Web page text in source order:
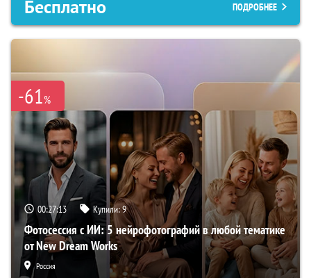
Бесплатно ПОДРОБНЕЕ
-61%
00:27:12 Купили:9
Фотосессия с ИИ: 5 нейрофотографий в любой тематике
от New Dream Works
Россия